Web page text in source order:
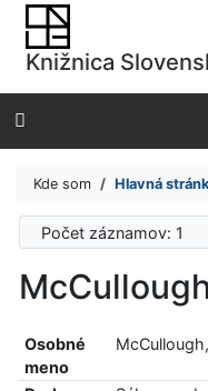
Prejsť na obsah
Prejsť na menu
Prehlásenie o
Knižnica
Kde som Hlavná
Počet záznamov: 1
Osobné
meno